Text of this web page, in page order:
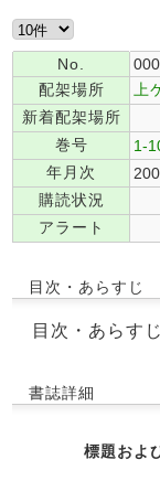
No.
配架場所
上
新着配架場所
巻号
1-
年月次
購読状況
アラート
目次・あらすじ
目次・あらす
書誌詳細
標題およ